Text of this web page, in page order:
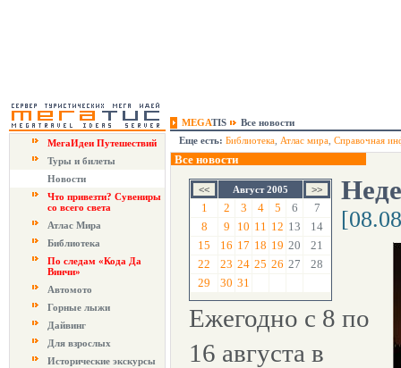
MEGATIS
Все новости
МегаИдеи Путешествий
Туры и билеты
Новости
Что привезти? Сувениры
со всего света
Атлас Мира
Библиотека
По следам «Кода Да
Винчи»
Автомото
Горные лыжи
Дайвинг
Для взрослых
Исторические экскурсы
Еще есть: Библиотека Атлас мира Справочная
Все новости
Август 2005
1 2 3 4 5 6
7
8
9 10 11 12 13
14
15
16 17 18 19 20
21
22
23 24 25 26 27
28
29
30 31
Ежегодно с 8 по
16 августа в